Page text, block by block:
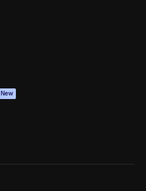
New